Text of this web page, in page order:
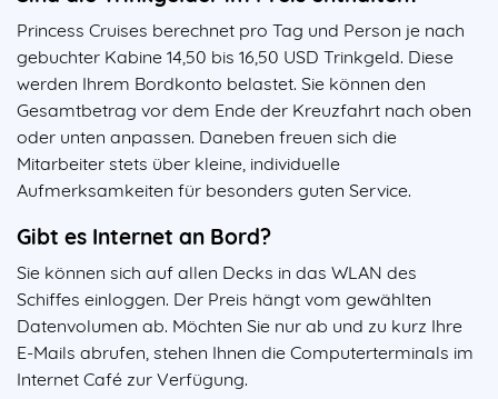
Princess Cruises berechnet pro Tag und Person je nach
gebuchter Kabine 14,50 bis 16,50 USD Trinkgeld. Diese
werden Ihrem Bordkonto belastet. Sie können den
Gesamtbetrag vor dem Ende der Kreuzfahrt nach oben
oder unten anpassen. Daneben freuen sich die
Mitarbeiter stets über kleine, individuelle
Aufmerksamkeiten für besonders guten Service.
Gibt es Internet an Bord?
Sie können sich auf allen Decks in das WLAN des
Schiffes einloggen. Der Preis hängt vom gewählten
Datenvolumen ab. Möchten Sie nur ab und zu kurz Ihre
E-Mails abrufen, stehen Ihnen die Computerterminals im
Internet Café zur Verfügung.